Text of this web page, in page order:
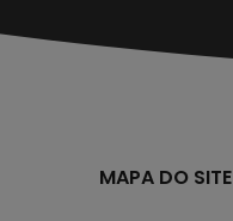
MAPA DO SITE